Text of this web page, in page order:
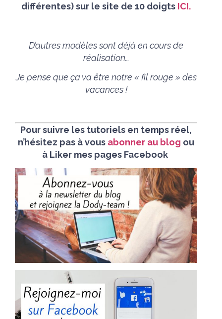
différentes) sur le site de 10 doigts ICI.
D’autres modèles sont déjà en cours de
réalisation…
Je pense que ça va être notre « fil rouge » des
vacances !
Pour suivre les tutoriels en temps réel,
n’hésitez pas à vous abonner au blog ou
à Liker mes pages Facebook